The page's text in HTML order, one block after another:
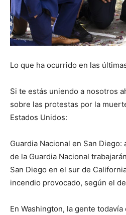
Lo que ha ocurrido en las
Si te estás uniendo a nosotros
sobre las protestas por la
Estados Unidos:
Guardia Nacional en San
de la Guardia Nacional
San Diego en el sur de
incendio provocado, según el
En Washington, la gente